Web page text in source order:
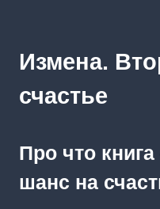
Измена.
счастье
Про что
шанс на